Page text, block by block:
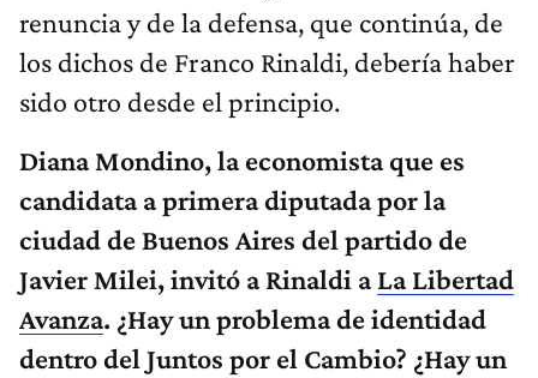
renuncia y de la defensa, que continúa, de
los dichos de Franco Rinaldi, debería haber
sido otro desde el principio.
Diana Mondino, la economista que es
candidata a primera diputada por la
ciudad de Buenos Aires del partido de
Javier Milei, invitó a Rinaldi aLa Libertad
Avanza. ¿Hay un problema de identidad
dentro del Juntos por el Cambio? ¿Hay un